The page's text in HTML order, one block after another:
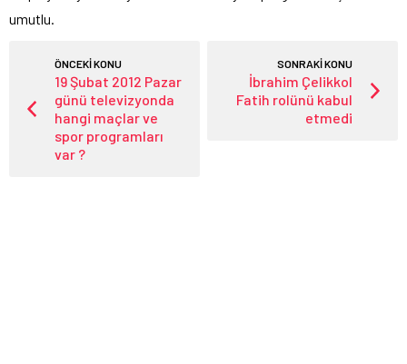
umutlu.
ÖNCEKİ KONU
19 Şubat 2012 Pazar
günü televizyonda
hangi maçlar ve
spor programları
var ?
SONRAKİ KONU
İbrahim Çelikkol
Fatih rolünü kabul
etmedi